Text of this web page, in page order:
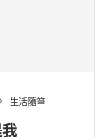
生活隨筆